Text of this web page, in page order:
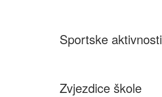
Sportske aktivnosti
Zvjezdice škole